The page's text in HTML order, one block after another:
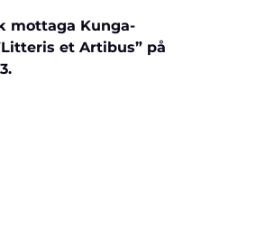
mottaga Kunga-
et Artibus” på